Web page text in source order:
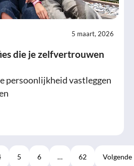
5 maart, 2026
die je zelfvertrouwen
persoonlijkheid vastleggen
5 6 … 62 Volgende